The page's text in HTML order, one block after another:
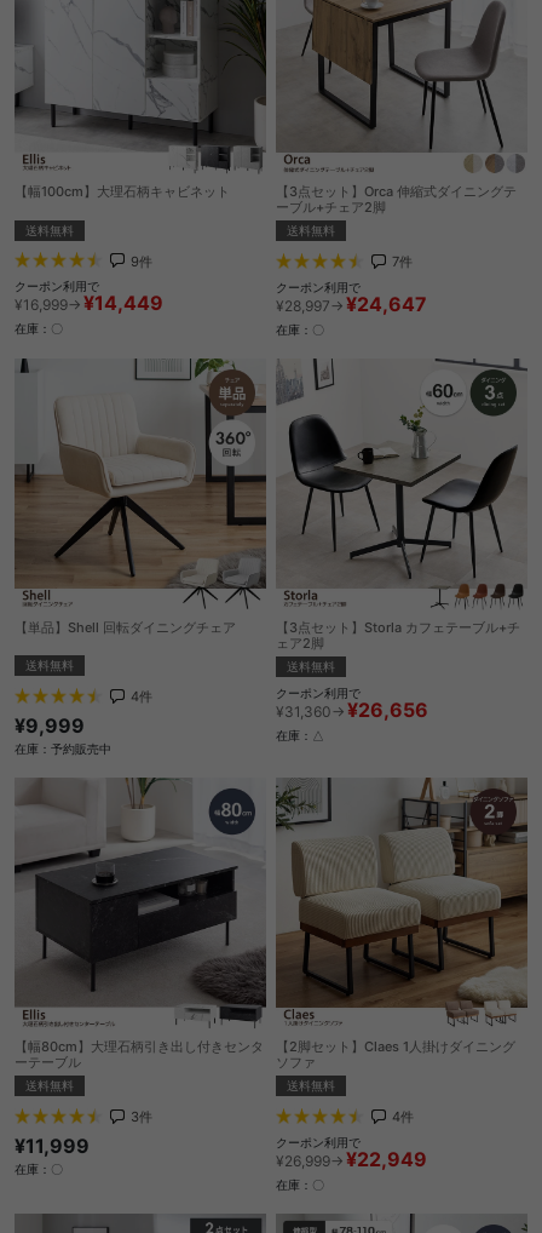
【幅100cm】大理石柄キャビネット
送料無料
9件
クーポン利用で
¥16,999→ ¥14,449
在庫：〇
【3点セット】Orca 伸縮式ダイニングテ
ーブル+チェア2脚
送料無料
7件
クーポン利用で
¥28,997→ ¥24,647
在庫：〇
【単品】Shell 回転ダイニングチェア
送料無料
4件
¥9,999
在庫：予約販売中
【3点セット】Storla カフェテーブル+チ
ェア2脚
送料無料
クーポン利用で
¥31,360→ ¥26,656
在庫：△
【幅80cm】大理石柄引き出し付きセンタ
ーテーブル
送料無料
3件
¥11,999
在庫：〇
【2脚セット】Claes 1人掛けダイニング
ソファ
送料無料
4件
クーポン利用で
¥26,999→ ¥22,949
在庫：〇